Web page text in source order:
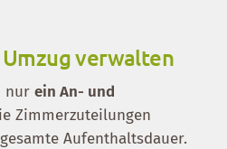
verwalten
nur ein An- und
Zimmerzuteilungen
Aufenthaltsdauer.